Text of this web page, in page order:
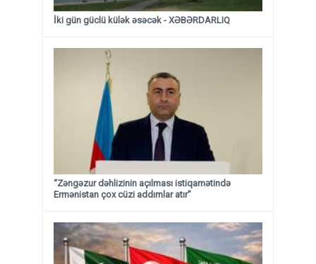
İki gün güclü külək əsəcək - XƏBƏRDARLIQ
“Zəngəzur dəhlizinin açılması istiqamətində
Ermənistan çox cüzi addımlar atır”